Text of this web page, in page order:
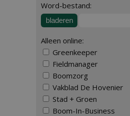
Word-bestand:
bladeren
Alleen online:
Greenkeeper
Fieldmanager
Boomzorg
Vakblad De Hovenier
Stad + Groen
Boom-In-Business